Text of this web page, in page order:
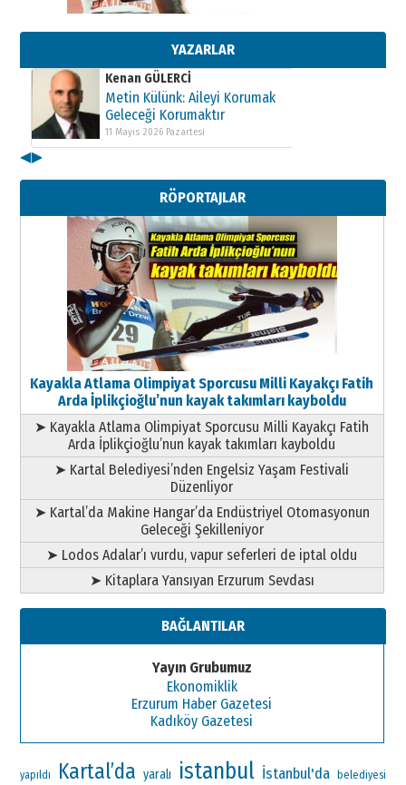
YAZARLAR
Metin Külünk: Aileyi Korumak
11 Mayıs 2026 Pazartesi
Kenan GÜLERCİ
Metin Külünk: Aileyi Korumak
Geleceği Korumaktır
11 Mayıs 2026 Pazartesi
Metin Külünk: Aileyi Korumak
Geleceği Korumaktır
11 Mayıs 2026 Pazartesi
◀▶
RÖPORTAJLAR
Kayakla Atlama Olimpiyat Sporcusu Milli Kayakçı Fatih
Arda İplikçioğlu’nun kayak takımları kayboldu
➤ Kayakla Atlama Olimpiyat Sporcusu Milli Kayakçı Fatih
Arda İplikçioğlu’nun kayak takımları kayboldu
➤ Kartal Belediyesi’nden Engelsiz Yaşam Festivali
Düzenliyor
➤ Kartal’da Makine Hangar’da Endüstriyel Otomasyonun
Geleceği Şekilleniyor
➤ Lodos Adalar’ı vurdu, vapur seferleri de iptal oldu
➤ Kitaplara Yansıyan Erzurum Sevdası
BAĞLANTILAR
Yayın Grubumuz
Ekonomiklik
Erzurum Haber Gazetesi
Kadıköy Gazetesi
yapıldı Kartal’da yaralı istanbul İstanbul'da belediyesi